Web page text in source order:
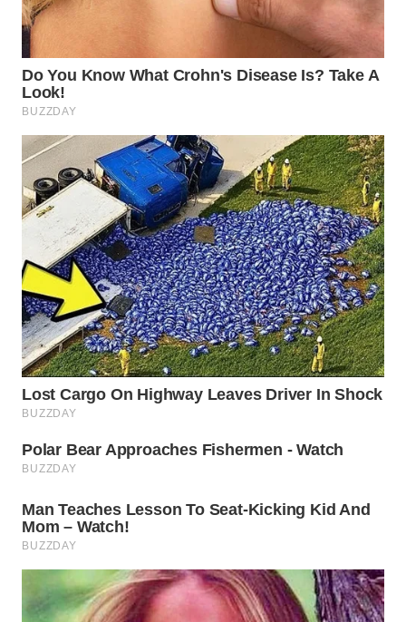
LIKUPANG
WN
LABUANBAJO
BORNEO
Wahana
Media
WAHANA
NEWS
WAHANA
TANI
WAHANA
WAHANA
WAHANA
WAHANA